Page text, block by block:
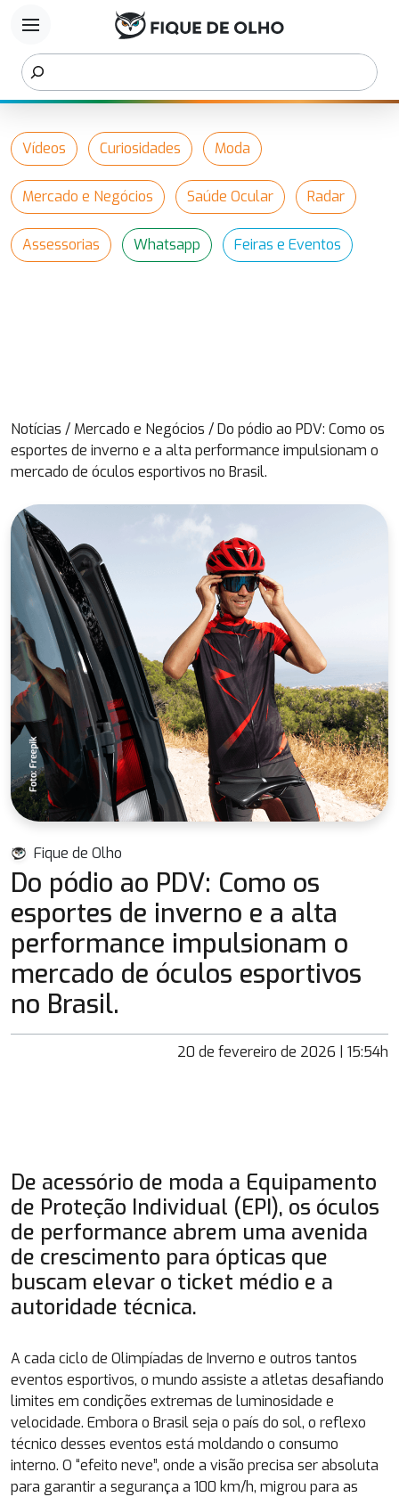
menu
Vídeos Curiosidades Moda
Mercado e Negócios Saúde Ocular Radar
Assessorias Whatsapp Feiras e Eventos
Notícias / Mercado e Negócios /Do pódio ao PDV: Como os
esportes de inverno e a alta performance impulsionam o
mercado de óculos esportivos no Brasil.
Fique de Olho
Do pódio ao PDV: Como os
esportes de inverno e a alta
performance impulsionam o
mercado de óculos esportivos
no Brasil.
20 de fevereiro de 2026 | 15:54h
De acessório de moda a Equipamento
de Proteção Individual (EPI), os óculos
de performance abrem uma avenida
de crescimento para ópticas que
buscam elevar o ticket médio e a
autoridade técnica.
A cada ciclo de Olimpíadas de Inverno e outros tantos
eventos esportivos, o mundo assiste a atletas desafiando
limites em condições extremas de luminosidade e
velocidade. Embora o Brasil seja o país do sol, o reflexo
técnico desses eventos está moldando o consumo
interno. O “efeito neve”, onde a visão precisa ser absoluta
para garantir a segurança a 100 km/h, migrou para as